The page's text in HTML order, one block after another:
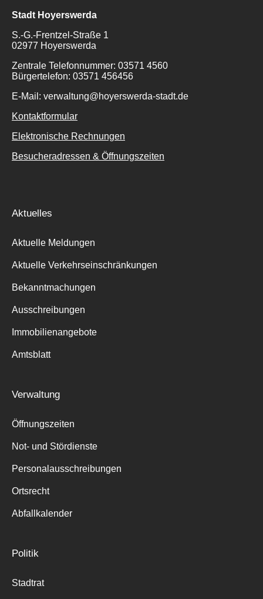
Stadt Hoyerswerda
S.-G.-Frentzel-Straße 1
02977 Hoyerswerda
Zentrale Telefonnummer: 03571 4560
Bürgertelefon: 03571 456456
E-Mail: verwaltung@hoyerswerda-stadt.de
Kontaktformular
Elektronische Rechnungen
Besucheradressen & Öffnungszeiten
Aktuelles
Aktuelle Meldungen
Aktuelle Verkehrseinschränkungen
Bekanntmachungen
Ausschreibungen
Immobilienangebote
Amtsblatt
Verwaltung
Öffnungszeiten
Not- und Stördienste
Personalausschreibungen
Ortsrecht
Abfallkalender
Politik
Stadtrat